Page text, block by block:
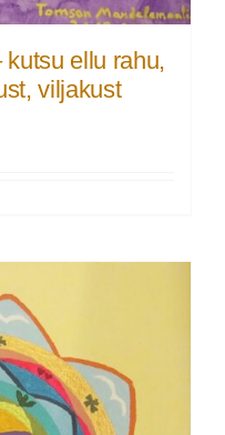
ellu rahu,
viljakust